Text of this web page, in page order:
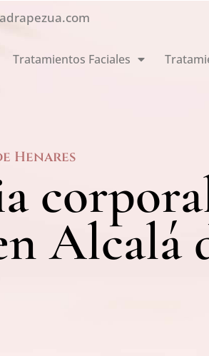
Tratamientos Faciales
Henares
Alcalá